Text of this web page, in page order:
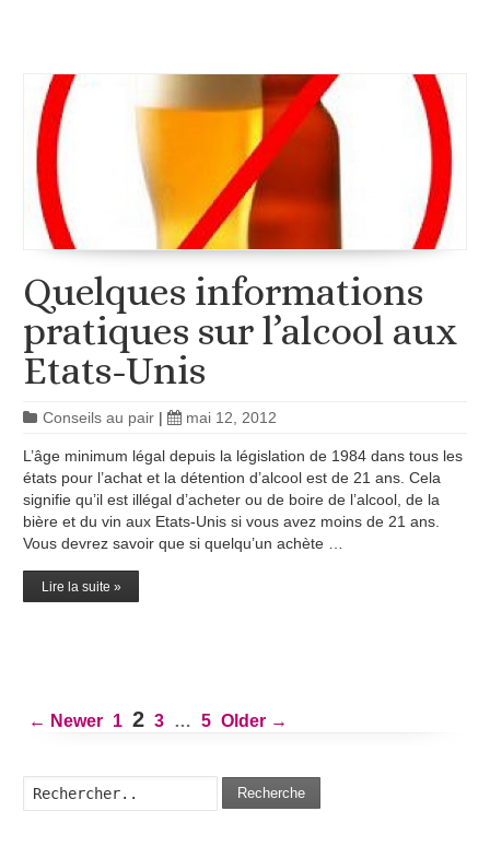
Quelques informations
pratiques sur l’alcool aux
Etats-Unis
Conseils au pair | mai 12, 2012
L’âge minimum légal depuis la législation de 1984 dans tous les
états pour l’achat et la détention d’alcool est de 21 ans. Cela
signifie qu’il est illégal d’acheter ou de boire de l’alcool, de la
bière et du vin aux Etats-Unis si vous avez moins de 21 ans.
Vous devrez savoir que si quelqu’un achète …
Lire la suite »
Pagination
publications
← Newer 1 2 3 … 5 Older →
Recherche